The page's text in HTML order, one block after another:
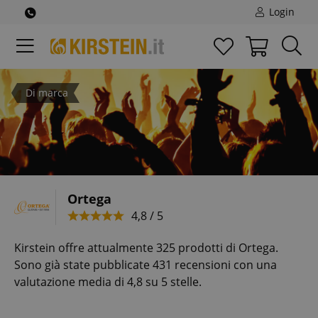
Login
Di marca
Ortega
4,8 / 5
Kirstein offre attualmente 325 prodotti di Ortega.
Sono già state pubblicate 431 recensioni con una
valutazione media di 4,8 su 5 stelle.